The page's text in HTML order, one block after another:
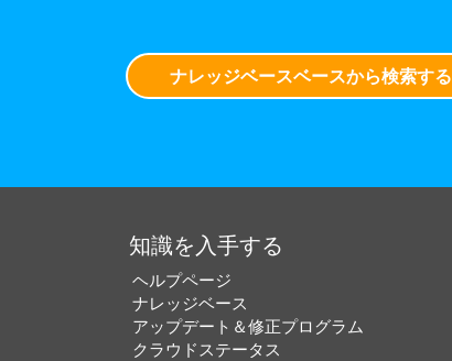
ナレッジベースベースから検索する
知識を入手する
ヘルプページ
ナレッジベース
アップデート＆修正プログラム
クラウドステータス